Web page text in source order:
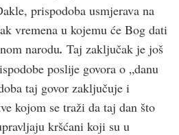
prispodoba usmjerava na
vremena u kojemu će Bog dati
narodu. Taj zaključak je još
poslije govora o „danu
taj govor zaključuje i
kojom se traži da taj dan što
kršćani koji su u